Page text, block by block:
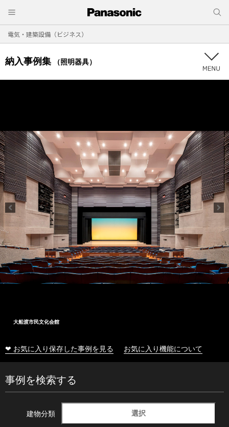
電気・建築設備（ビジネス）
納入事例集 （照明器具）
船渡市民文化会館
❤ お気に入り保存した事例を見る お気に入り機能について
事例を検索する
建物分類 選択